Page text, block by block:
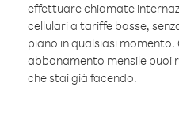
effettuare chiamate
cellulari a tariffe basse,
piano in qualsiasi momento.
abbonamento mensile puoi
che stai già facendo.